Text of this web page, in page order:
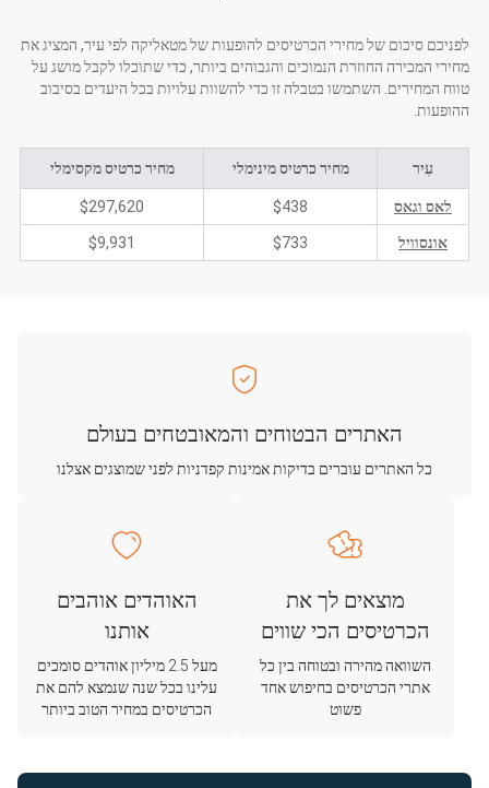
לפניכם סיכום של מחירי הכרטיסים להופעות של מטאליקה לפי עיר, המציג את
מחירי המכירה החוזרת הנמוכים והגבוהים ביותר, כדי שתוכלו לקבל מושג על
טווח המחירים. השתמשו בטבלה זו כדי להשוות עלויות בכל היעדים בסיבוב
ההופעות.
עִיר מחיר כרטיס מינימלי מחיר כרטיס מקסימלי
לאס וגאס $438
$297,620
אונסוויל $733
$9,931
האתרים הבטוחים והמאובטחים בעולם
כל האתרים עוברים בדיקות אמינות קפדניות לפני שמוצגים אצלנו
מוצאים לך את
הכרטיסים הכי שווים
השוואה מהירה ובטוחה בין כל
אתרי הכרטיסים בחיפוש אחד
פשוט
האוהדים אוהבים
אותנו
מעל 2.5 מיליון אוהדים סומכים
עלינו בכל שנה שנמצא להם את
הכרטיסים במחיר הטוב ביותר